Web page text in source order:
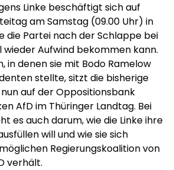
Linke beschäftigt sich auf
am Samstag (09.00 Uhr) in
die Partei nach der Schlappe bei
Aufwind bekommen kann.
in denen sie mit Bodo Ramelow
stellte, sitzt die bisherige
auf der Oppositionsbank
AfD im Thüringer Landtag. Bei
es auch darum, wie die Linke ihre
will und wie sie sich
Regierungskoalition von
verhält.